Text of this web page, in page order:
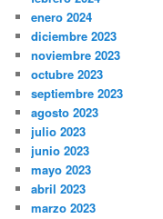
enero 2024
diciembre 2023
noviembre 2023
octubre 2023
septiembre 2023
agosto 2023
julio 2023
junio 2023
mayo 2023
abril 2023
marzo 2023